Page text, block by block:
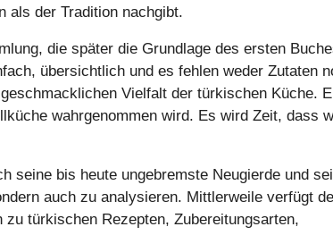
als der Tradition nachgibt.
die später die Grundlage des ersten
übersichtlich und es fehlen weder Zutaten
Vielfalt der türkischen Küche.
wahrgenommen wird. Es wird Zeit, dass
seine bis heute ungebremste Neugierde und
auch zu analysieren. Mittlerweile verfügt
türkischen Rezepten, Zubereitungsarten,